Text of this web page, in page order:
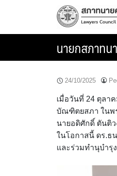
นายกสภาท
24/10/2025
เมื่อวันที่ 24 ตุลา
บัณฑิตยสภา ในพ
นายอดิศักดิ์ ตันติ
ในโอกาสนี้ ดร.ธ
และร่วมทำนุบำรุ